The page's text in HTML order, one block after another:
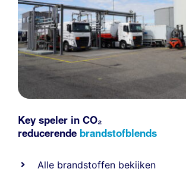
Key speler in CO₂
reducerende brandstofblends
Alle brandstoffen bekijken